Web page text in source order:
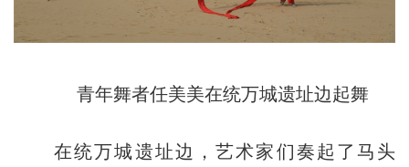
青年舞者任美美在统万城遗址边起舞
在统万城遗址边，艺术家们奏起了马头